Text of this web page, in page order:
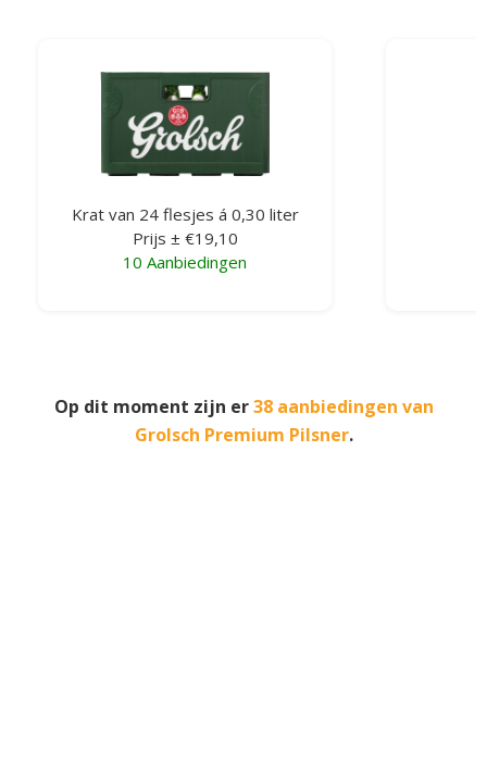
Krat van 24 flesjes á 0,30 liter
Prijs ± €19,10
10 Aanbiedingen
Op dit moment zijn er38 aanbiedingen van
Grolsch Premium Pilsner.